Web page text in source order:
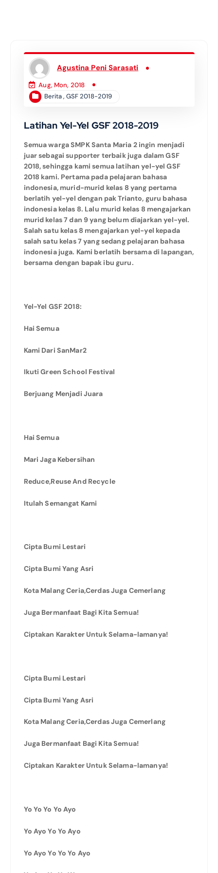
Agustina Peni Sarasati
Aug, Mon, 2018
Berita, GSF 2018-2019
Latihan Yel-Yel GSF 2018-2019
Semua warga SMPK Santa Maria 2 ingin menjadi
juar sebagai supporter terbaik juga dalam GSF
2018, sehingga kami semua latihan yel-yel GSF
2018 kami. Pertama pada pelajaran bahasa
indonesia, murid-murid kelas 8 yang pertama
berlatih yel-yel dengan pak Trianto, guru bahasa
indonesia kelas 8. Lalu murid kelas 8 mengajarkan
murid kelas 7 dan 9 yang belum diajarkan yel-yel.
Salah satu kelas 8 mengajarkan yel-yel kepada
salah satu kelas 7 yang sedang pelajaran bahasa
indonesia juga. Kami berlatih bersama di lapangan,
bersama dengan bapak ibu guru.
Yel-Yel GSF 2018:
Hai Semua
Kami Dari SanMar2
Ikuti Green School Festival
Berjuang Menjadi Juara
Hai Semua
Mari Jaga Kebersihan
Reduce,Reuse And Recycle
Itulah Semangat Kami
Cipta Bumi Lestari
Cipta Bumi Yang Asri
Kota Malang Ceria,Cerdas Juga Cemerlang
Juga Bermanfaat Bagi Kita Semua!
Ciptakan Karakter Untuk Selama-lamanya!
Cipta Bumi Lestari
Cipta Bumi Yang Asri
Kota Malang Ceria,Cerdas Juga Cemerlang
Juga Bermanfaat Bagi Kita Semua!
Ciptakan Karakter Untuk Selama-lamanya!
Yo Yo Yo Yo Ayo
Yo Ayo Yo Yo Ayo
Yo Ayo Yo Yo Yo Ayo